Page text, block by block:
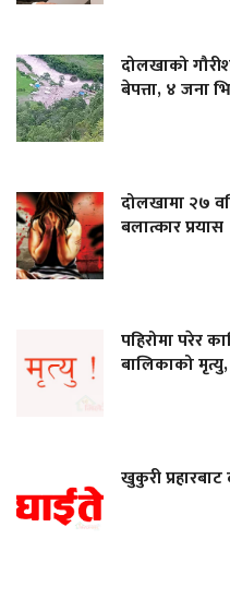
दोलखाको
बेपत्ता, ४ जना
दोलखामा २७
बलात्कार प्रयास
पहिरोमा परेर
बालिकाको
खुकुरी